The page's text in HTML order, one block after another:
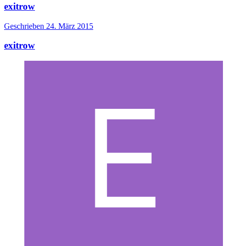
exitrow
Geschrieben 24. März 2015
exitrow